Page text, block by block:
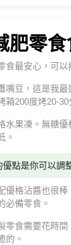
肥零
食最安心，可
嘴豆，這是我
箱200度烤20-
水果凍。無糖
。
優點是你可以調
優格沾醬也很
必備零食。
零食需要花時
的。